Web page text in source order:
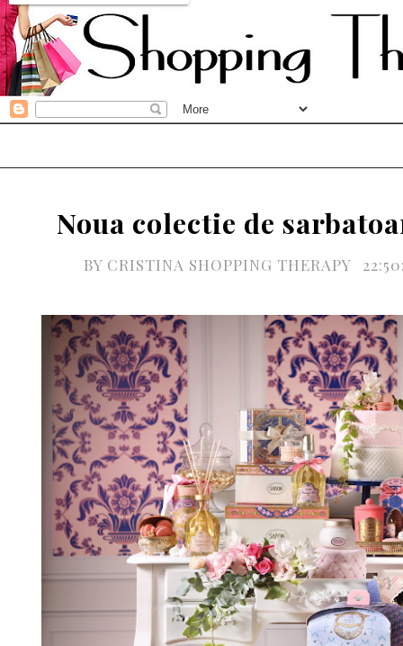
Noua colectie de
BY CRISTINA SHOPPING THERAPY